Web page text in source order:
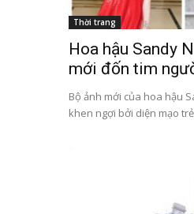
Thời trang
Hoa hậu Sandy
mới đốn tim
Bộ ảnh mới của hoa hậu
khen ngợi bởi diện mạo